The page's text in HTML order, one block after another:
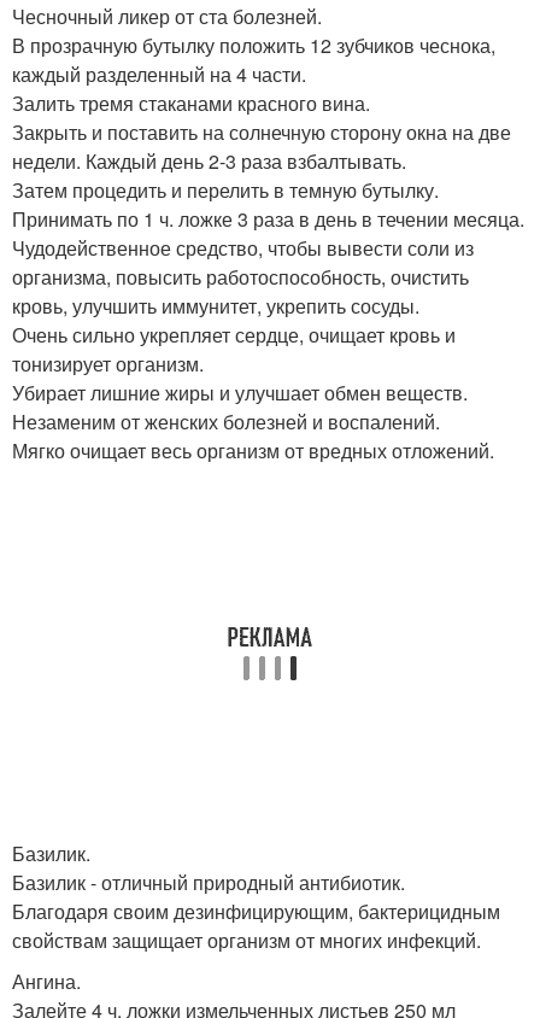
Чесночный ликер от ста болезней.
В прозрачную бутылку положить 12 зубчиков чеснока,
каждый разделенный на 4 части.
Залить тремя стаканами красного вина.
Закрыть и поставить на солнечную сторону окна на две
недели. Каждый день 2-3 раза взбалтывать.
Затем процедить и перелить в темную бутылку.
Принимать по 1 ч. ложке 3 раза в день в течении месяца.
Чудодейственное средство, чтобы вывести соли из
организма, повысить работоспособность, очистить
кровь, улучшить иммунитет, укрепить сосуды.
Очень сильно укрепляет сердце, очищает кровь и
тонизирует организм.
Убирает лишние жиры и улучшает обмен веществ.
Незаменим от женских болезней и воспалений.
Мягко очищает весь организм от вредных отложений.
Базилик.
Базилик - отличный природный антибиотик.
Благодаря своим дезинфицирующим, бактерицидным
свойствам защищает организм от многих инфекций.
Ангина.
Залейте 4 ч. ложки измельченных листьев 250 мл